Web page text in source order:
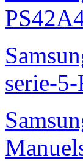
serie-